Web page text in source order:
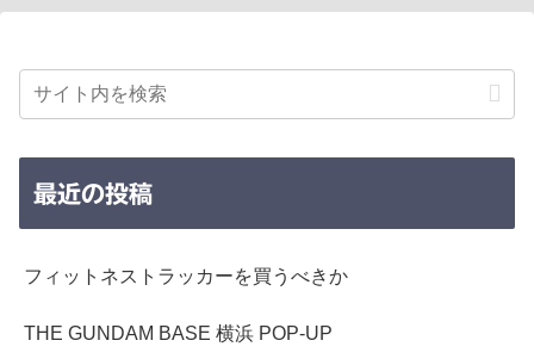
最近の投稿
フィットネストラッカーを買うべきか
THE GUNDAM BASE 横浜 POP-UP